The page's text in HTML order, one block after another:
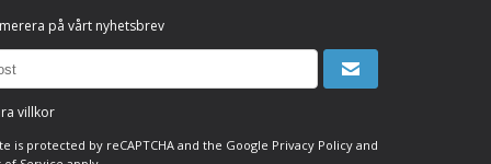
på vårt nyhetsbrev
villkor
is protected by reCAPTCHA and the Google Privacy Policy and